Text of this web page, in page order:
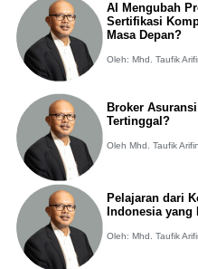
AI Mengubah
Sertifikasi
Masa Depan?
Oleh: Mhd. Taufik
Broker
Tertinggal?
Oleh Mhd. Taufik
Pelajaran dari
Indonesia yang
Oleh: Mhd. Taufik